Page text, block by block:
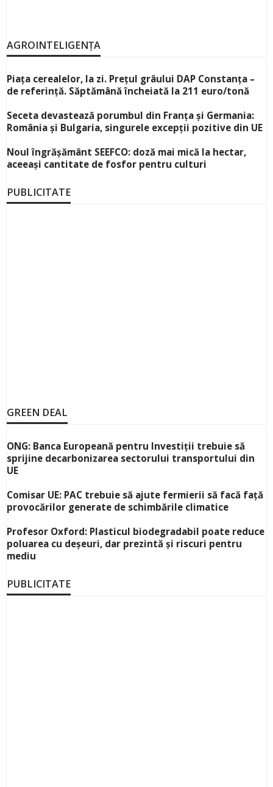
AGROINTELIGENȚA
Piața cerealelor, la zi. Prețul grâului DAP Constanța –
de referință. Săptămână încheiată la 211 euro/tonă
Seceta devastează porumbul din Franța și Germania:
România și Bulgaria, singurele excepții pozitive din UE
Noul îngrășământ SEEFCO: doză mai mică la hectar,
aceeași cantitate de fosfor pentru culturi
PUBLICITATE
GREEN DEAL
ONG: Banca Europeană pentru Investiții trebuie să
sprijine decarbonizarea sectorului transportului din
UE
Comisar UE: PAC trebuie să ajute fermierii să facă față
provocărilor generate de schimbările climatice
Profesor Oxford: Plasticul biodegradabil poate reduce
poluarea cu deșeuri, dar prezintă și riscuri pentru
mediu
PUBLICITATE